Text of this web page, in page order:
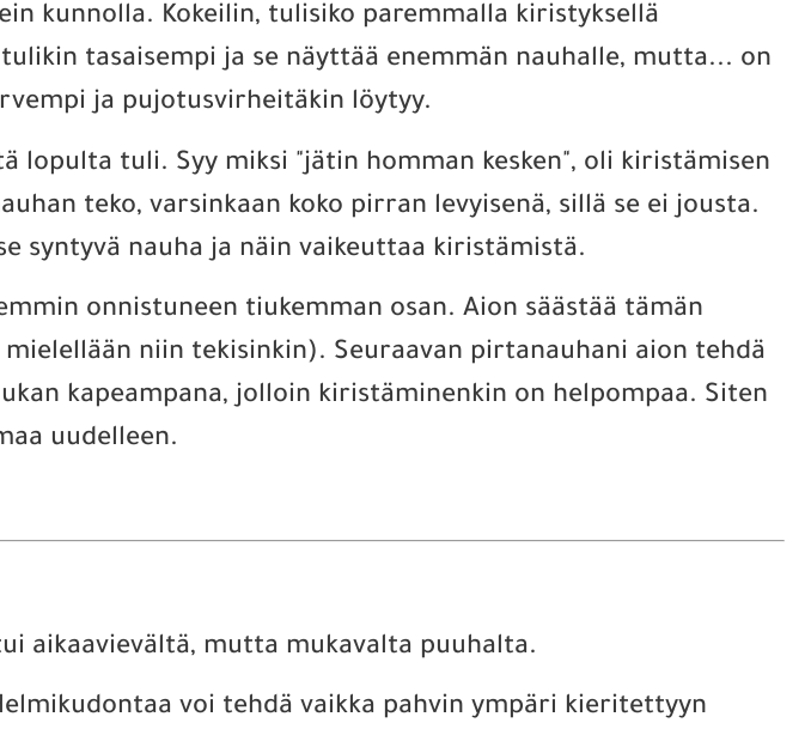
kunnolla. Kokeilin, tulisiko paremmalla kiristyksellä
tasaisempi ja se näyttää enemmän nauhalle, mutta... on
ja pujotusvirheitäkin löytyy.
lopulta tuli. Syy miksi "jätin homman kesken", oli kiristämisen
teko, varsinkaan koko pirran levyisenä, sillä se ei jousta.
syntyvä nauha ja näin vaikeuttaa kiristämistä.
onnistuneen tiukemman osan. Aion säästää tämän
niin tekisinkin). Seuraavan pirtanauhani aion tehdä
kapeampana, jolloin kiristäminenkin on helpompaa. Siten
uudelleen.
aikaavievältä, mutta mukavalta puuhalta.
voi tehdä vaikka pahvin ympäri kieritettyyn